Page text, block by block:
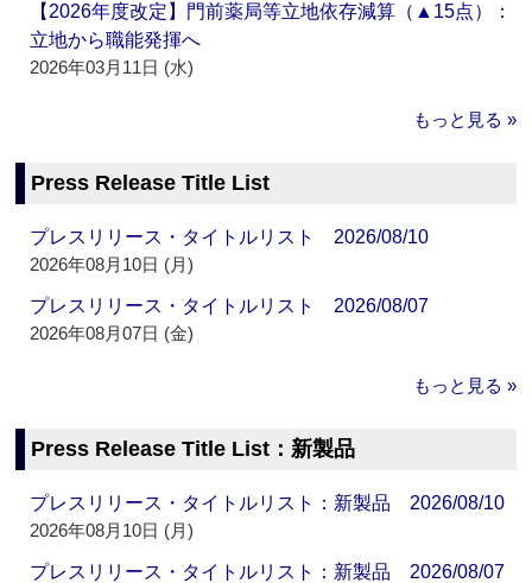
【2026年度改定】門前薬局等立地依存減算（▲15点）：
立地から職能発揮へ
2026年03月11日 (水)
もっと見る »
Press Release Title List
プレスリリース・タイトルリスト 2026/08/10
2026年08月10日 (月)
プレスリリース・タイトルリスト 2026/08/07
2026年08月07日 (金)
もっと見る »
Press Release Title List：新製品
プレスリリース・タイトルリスト：新製品 2026/08/10
2026年08月10日 (月)
プレスリリース・タイトルリスト：新製品 2026/08/07